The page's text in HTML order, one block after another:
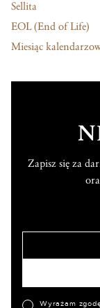
Sellita
EOL (End of Life)
Miesiąc
Zapisz się za
Wyrażam